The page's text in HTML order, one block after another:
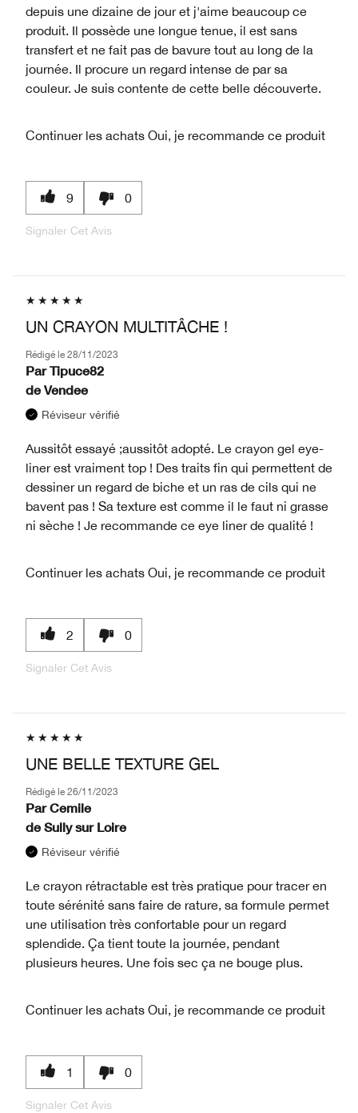
depuis une dizaine de jour et j'aime beaucoup ce
produit. Il possède une longue tenue, il est sans
transfert et ne fait pas de bavure tout au long de la
journée. Il procure un regard intense de par sa
couleur. Je suis contente de cette belle découverte.
Continuer les achats Oui, je recommande ce produit
9 0
Signaler Cet Avis
UN CRAYON MULTITÂCHE !
Rédigé le 28/11/2023
Par Tipuce82
de Vendee
Réviseur vérifié
Aussitôt essayé ;aussitôt adopté. Le crayon gel eye-
liner est vraiment top ! Des traits fin qui permettent de
dessiner un regard de biche et un ras de cils qui ne
bavent pas ! Sa texture est comme il le faut ni grasse
ni sèche ! Je recommande ce eye liner de qualité !
Continuer les achats Oui, je recommande ce produit
2 0
Signaler Cet Avis
UNE BELLE TEXTURE GEL
Rédigé le 26/11/2023
Par Cemile
de Sully sur Loire
Réviseur vérifié
Le crayon rétractable est très pratique pour tracer en
toute sérénité sans faire de rature, sa formule permet
une utilisation très confortable pour un regard
splendide. Ça tient toute la journée, pendant
plusieurs heures. Une fois sec ça ne bouge plus.
Continuer les achats Oui, je recommande ce produit
1 0
Signaler Cet Avis